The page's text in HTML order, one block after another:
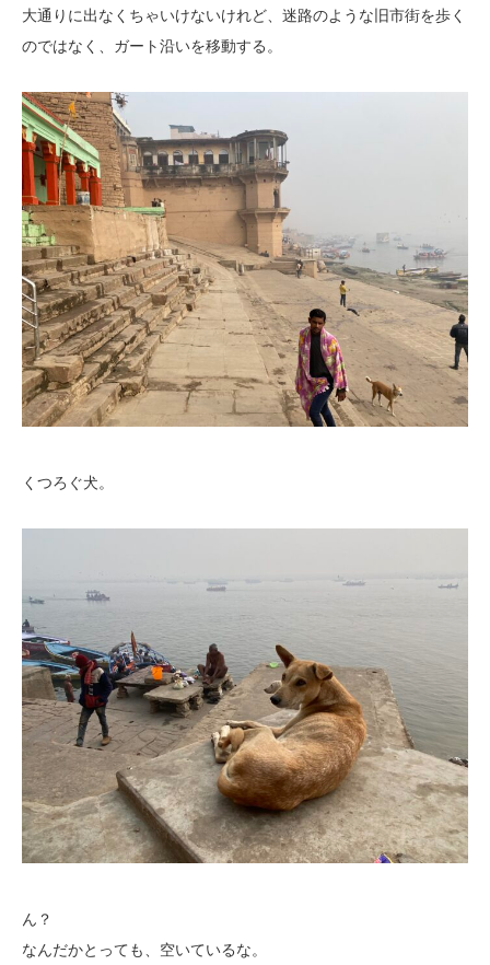
大通りに出なくちゃいけないけれど、迷路のような旧市街を歩く
のではなく、ガート沿いを移動する。
くつろぐ犬。
ん？
なんだかとっても、空いているな。